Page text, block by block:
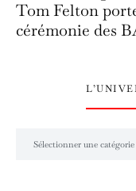
Tom Felton
cérémonie des